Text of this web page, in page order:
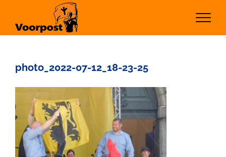
inhoud
photo_2022-07-12_18-23-25